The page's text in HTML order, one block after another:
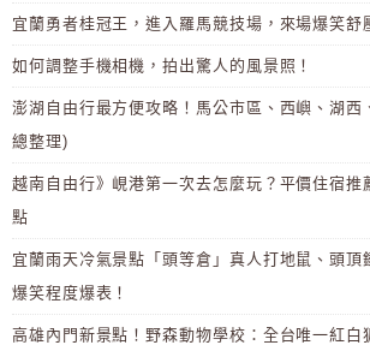
宜蘭勇者桂冠王，進入羅馬競技場，來場爆笑舒
如何調整手機相機，拍出驚人的風景照！
澎湖自由行最方便攻略！馬公市區、西嶼、湖西
總整理)
越南自由行》峴港第一次去怎麼玩？平價住宿推
點
宜蘭雨天冷氣景點「頭等倉」真人打地鼠、頭頂
爆笑程度爆表！
高雄內門新景點！野森動物學校：全台唯一紅白